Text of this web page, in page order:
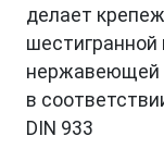
делает
шестигранной
нержавеющей
в
DIN 933